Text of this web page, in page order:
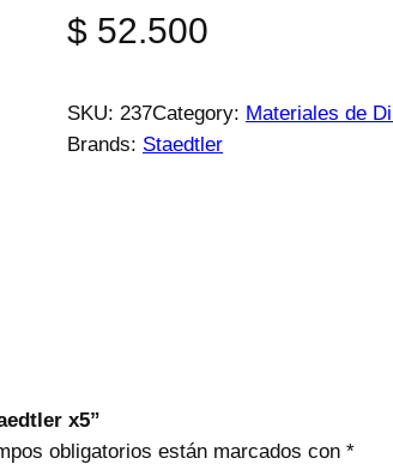
$ 52.500
SKU: 237Category: Materiales de
Brands: Staedtler
x5”
obligatorios están marcados con *